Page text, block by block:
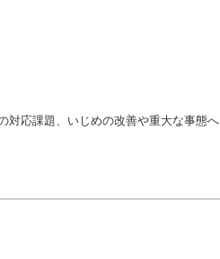
対応課題、いじめの改善や重大な事態へ